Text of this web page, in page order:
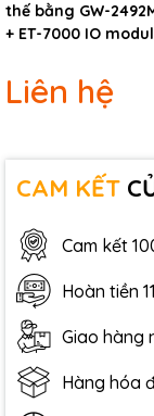
thế bằng GW-
+ ET-7000 IO
Liên hệ
CAM KẾT
Cam kết
Hoàn tiền
Giao hàng
Hàng hóa